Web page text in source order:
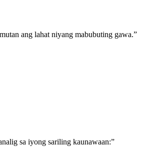
ang lahat niyang mabubuting gawa.”
sa iyong sariling kaunawaan:”